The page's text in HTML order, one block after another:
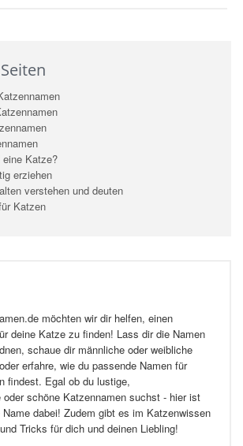
Katze?
erziehen
verstehen und deuten
Katzen
möchten wir dir helfen, einen
deine Katze zu finden! Lass dir die Namen
schaue dir männliche oder weibliche
erfahre, wie du passende Namen für
findest. Egal ob du lustige,
oder schöne Katzennamen suchst - hier ist
dabei! Zudem gibt es im Katzenwissen
Tricks für dich und deinen Liebling!